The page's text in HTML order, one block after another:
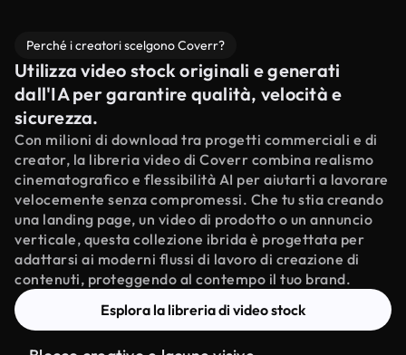
Perché i creatori scelgono Coverr?
Utilizza video stock originali e generati
dall'IA per garantire qualità, velocità e
sicurezza.
Con milioni di download tra progetti commerciali e di
creator, la libreria video di Coverr combina realismo
cinematografico e flessibilità AI per aiutarti a lavorare
velocemente senza compromessi. Che tu stia creando
una landing page, un video di prodotto o un annuncio
verticale, questa collezione ibrida è progettata per
adattarsi ai moderni flussi di lavoro di creazione di
contenuti, proteggendo al contempo il tuo brand.
Esplora la libreria di video stock